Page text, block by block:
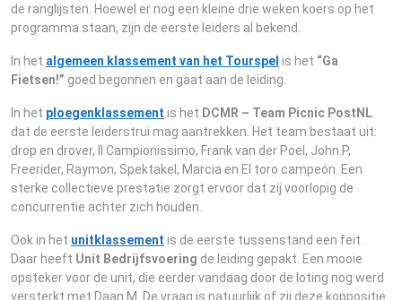
de ranglijsten. Hoewel er nog een kleine drie weken koers op het
programma staan, zijn de eerste leiders al bekend.
In het algemeen klassement van het Tourspel is het “Ga
Fietsen!” goed begonnen en gaat aan de leiding.
In het ploegenklassement is het DCMR – Team Picnic PostNL
dat de eerste leiderstrui mag aantrekken. Het team bestaat uit:
drop en drover, Il Campionissimo, Frank van der Poel, John.P,
Freerider, Raymon, Spektakel, Marcia en El toro campeón. Een
sterke collectieve prestatie zorgt ervoor dat zij voorlopig de
concurrentie achter zich houden.
Ook in het unitklassement is de eerste tussenstand een feit.
Daar heeft Unit Bedrijfsvoering de leiding gepakt. Een mooie
opsteker voor de unit, die eerder vandaag door de loting nog werd
versterkt met Daan M. De vraag is natuurlijk of zij deze koppositie